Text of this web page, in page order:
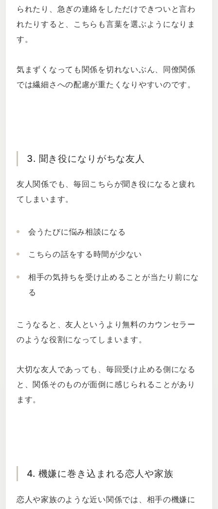
られたり、急ぎの連絡をしただけできついと言わ
れたりすると、こちらも言葉を選ぶようになりま
す。
気まずくなっても関係を切れないぶん、同僚関係
では繊細さへの配慮が重たくなりやすいのです。
3. 聞き役になりがちな友人
友人関係でも、毎回こちらが聞き役になると疲れ
てしまいます。
会うたびに悩み相談になる
こちらの話をする時間が少ない
相手の気持ちを受け止めることが当たり前にな
る
こうなると、友人というより無料のカウンセラー
のような役割になってしまいます。
大切な友人であっても、毎回受け止める側になる
と、関係そのものが面倒に感じられることがあり
ます。
4. 機嫌に巻き込まれる恋人や家族
恋人や家族のような近い関係では、相手の機嫌に